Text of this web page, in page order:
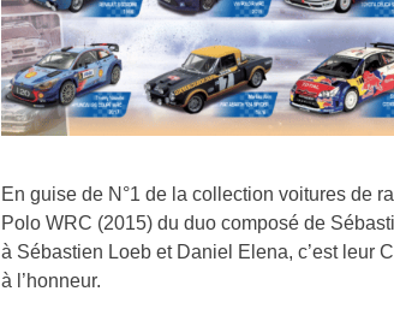
En guise de N°1 de la collection voitures de
Polo WRC (2015) du duo composé de
à Sébastien Loeb et Daniel Elena, c’est leur
à l’honneur.